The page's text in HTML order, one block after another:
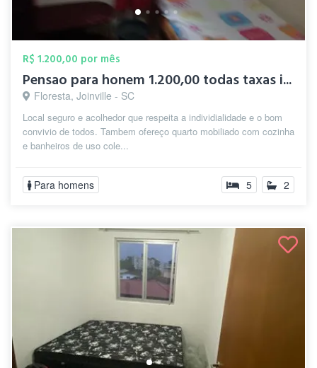
R$ 1.200,00 por mês
Pensao para honem 1.200,00 todas taxas i...
Floresta, Joinville - SC
Local seguro e acolhedor que respeita a individialidade e o bom
convivio de todos. Tambem ofereço quarto mobiliado com cozinha
e banheiros de uso cole...
Para homens 5 2